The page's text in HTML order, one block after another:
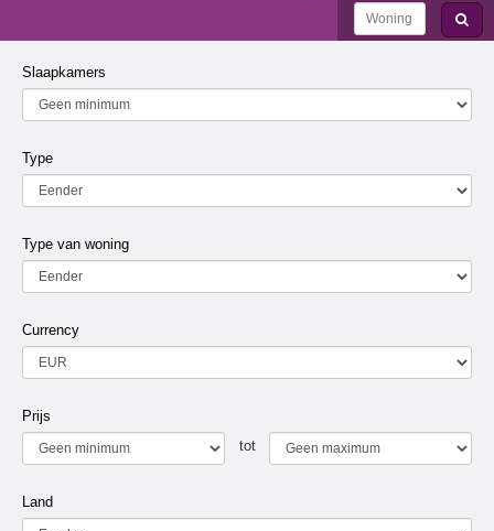
Slaapkamers
Type
Type van woning
Currency
Prijs
tot
Land